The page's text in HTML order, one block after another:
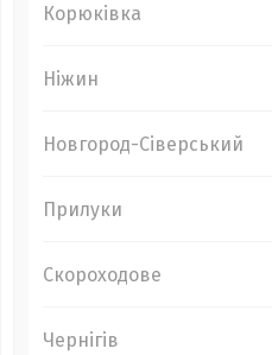
Корюківка
Ніжин
Новгород-Сіверський
Прилуки
Скороходове
Чернігів